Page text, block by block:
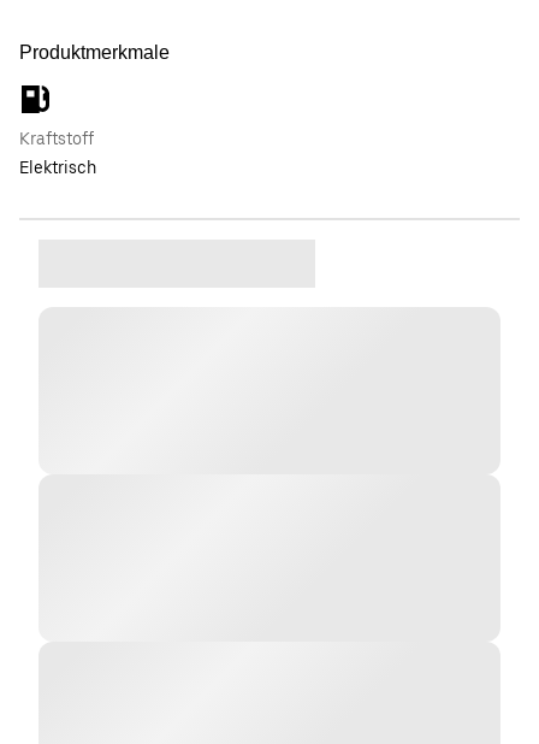
Produktmerkmale
Kraftstoff
Elektrisch